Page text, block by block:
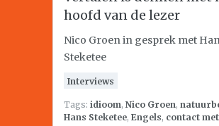
hoofd van de lezer
Nico Groen in gesprek met
Steketee
Interviews
Tags: idioom, Nico Groen,
Hans Steketee, Engels, contact